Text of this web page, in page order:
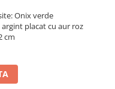
Onix verde
placat cu aur roz
cm